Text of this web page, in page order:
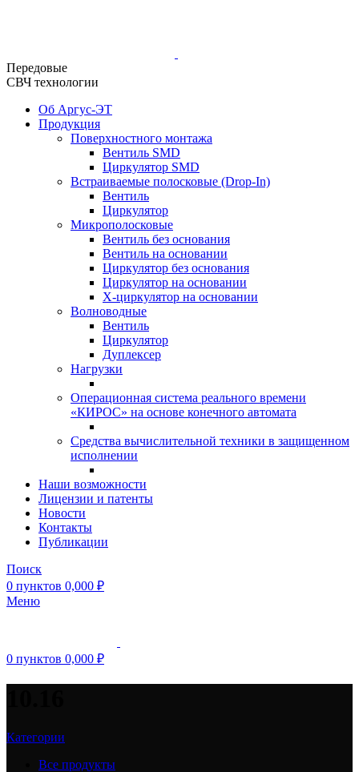
Передовые
СВЧ технологии
Об Аргус-ЭТ
Продукция
Поверхностного монтажа
Вентиль SMD
Циркулятор SMD
Встраиваемые полосковые (Drop-In)
Вентиль
Циркулятор
Микрополосковые
Вентиль без основания
Вентиль на основании
Циркулятор без основания
Циркулятор на основании
Х-циркулятор на основании
Волноводные
Вентиль
Циркулятор
Дуплексер
Нагрузки
Операционная система реального времени
«КИРОС» на основе конечного автомата
Средства вычислительной техники в защищенном
исполнении
Наши возможности
Лицензии и патенты
Новости
Контакты
Публикации
Поиск
0 пунктов 0,000 ₽
Меню
0 пунктов 0,000 ₽
Категории
Все продукты